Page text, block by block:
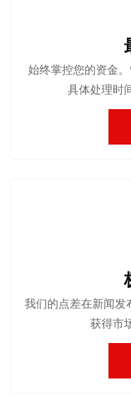
始终掌控您的资金
具体处理时
我们的点差在新闻发
获得市